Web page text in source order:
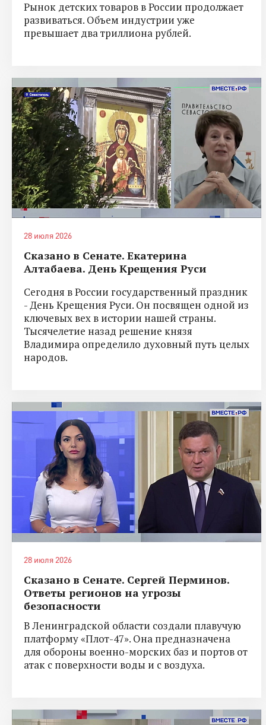
Рынок детских товаров в России продолжает
развиваться. Объем индустрии уже
превышает два триллиона рублей.
28 июля 2026
Сказано в Сенате. Екатерина
Алтабаева. День Крещения Руси
Сегодня в России государственный праздник
- День Крещения Руси. Он посвящен одной из
ключевых вех в истории нашей страны.
Тысячелетие назад решение князя
Владимира определило духовный путь целых
народов.
28 июля 2026
Сказано в Сенате. Сергей Перминов.
Ответы регионов на угрозы
безопасности
В Ленинградской области создали плавучую
платформу «Плот-47». Она предназначена
для обороны военно-морских баз и портов от
атак с поверхности воды и с воздуха.